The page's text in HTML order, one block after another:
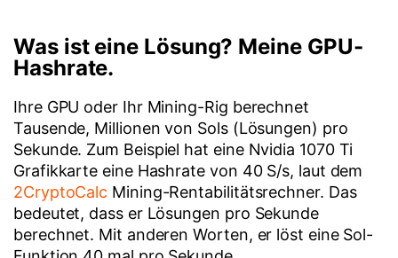
Was ist eine Lösung? Meine GPU-
Hashrate.
Ihre GPU oder Ihr Mining-Rig berechnet
Tausende, Millionen von Sols (Lösungen) pro
Sekunde. Zum Beispiel hat eine Nvidia 1070 Ti
Grafikkarte eine Hashrate von 40 S/s, laut dem
2CryptoCalc Mining-Rentabilitätsrechner. Das
bedeutet, dass er Lösungen pro Sekunde
berechnet. Mit anderen Worten, er löst eine Sol-